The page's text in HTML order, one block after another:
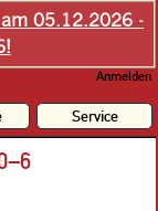
05.12.2026 -
Anmelden
Service